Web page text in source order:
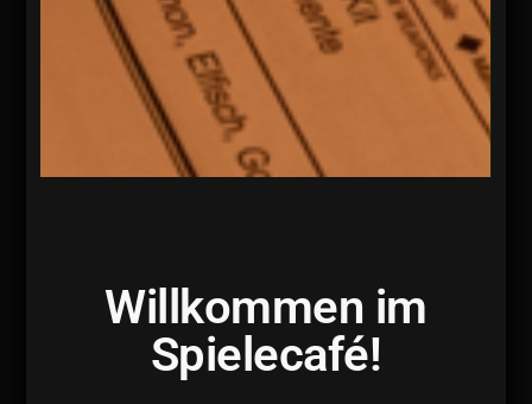
Willkommen im
Spielecafé!